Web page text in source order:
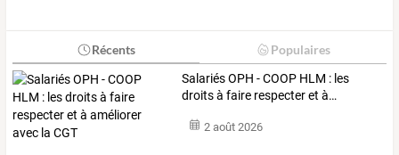
Récents Populaires
SalariésOPH -COOP HLM : les
droitsà faire respecteret à…
2 août 2026